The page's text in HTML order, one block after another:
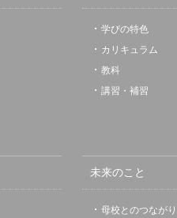
学びの特色
カリキュラム
教科
講習・補習
未来のこと
母校とのつながり